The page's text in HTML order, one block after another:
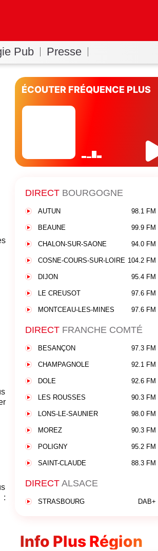
Pub Presse
:
ÉCOUTER FRÉQUENCE PLUS
DIRECTBOURGOGNE
AUTUN 98.1 FM
BEAUNE 99.9 FM
CHALON-SUR-SAONE 94.0 FM
COSNE-COURS-SUR-LOIRE 104.2 FM
DIJON 95.4 FM
LE CREUSOT 97.6 FM
MONTCEAU-LES-MINES 97.6 FM
DIRECTFRANCHE COMTÉ
BESANÇON 97.3 FM
CHAMPAGNOLE 92.1 FM
DOLE 92.6 FM
LES ROUSSES 90.3 FM
LONS-LE-SAUNIER 98.0 FM
MOREZ 90.3 FM
POLIGNY 95.2 FM
SAINT-CLAUDE 88.3 FM
DIRECTALSACE
STRASBOURG DAB+
Info Plus Région